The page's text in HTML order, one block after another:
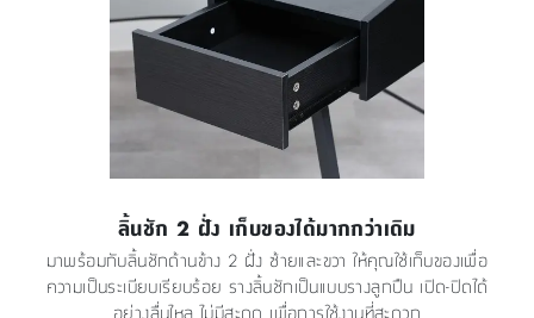
ลิ้นชัก 2 ฝั่ง เก็บของได้มากกว่าเดิม
มาพร้อมกับลิ้นชักด้านข้าง 2 ฝั่ง ซ้ายและขวา ให้คุณใช้เก็บของเพื่อ
ความเป็นระเบียบเรียบร้อย รางลิ้นชักเป็นแบบรางลูกปืน เปิด-ปิดได้
อย่างลื่นไหล ไม่มีสะดุด เพื่อการใช้งานที่สะดวก